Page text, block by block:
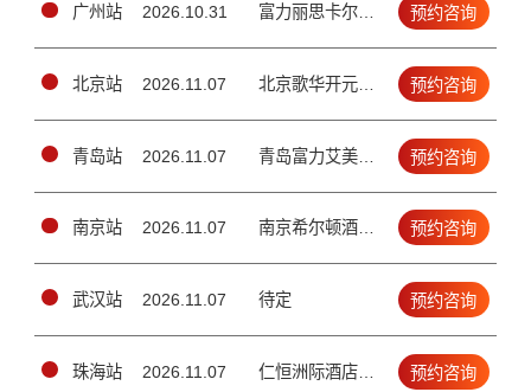
广州站 2026.10.31 富力丽思卡尔顿酒店2楼宴会厅（天河区珠江新城兴安路3号） 预约咨询
北京站 2026.11.07 北京歌华开元大酒店二层国际新闻大厅（北三环鼓楼外大街19号） 预约咨询
青岛站 2026.11.07 青岛富力艾美酒店五层大宴会厅（青岛市市北区延吉路112号） 预约咨询
南京站 2026.11.07 南京希尔顿酒店·3楼颂庭1/2厅(南京市建邺区江东中路100号) 预约咨询
武汉站 2026.11.07 待定 预约咨询
珠海站 2026.11.07 仁恒洲际酒店3楼宴会厅（香洲区情侣南路1号） 预约咨询